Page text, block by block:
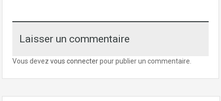
Laisser un commentaire
Vous devez vous connecterpour publier un commentaire.